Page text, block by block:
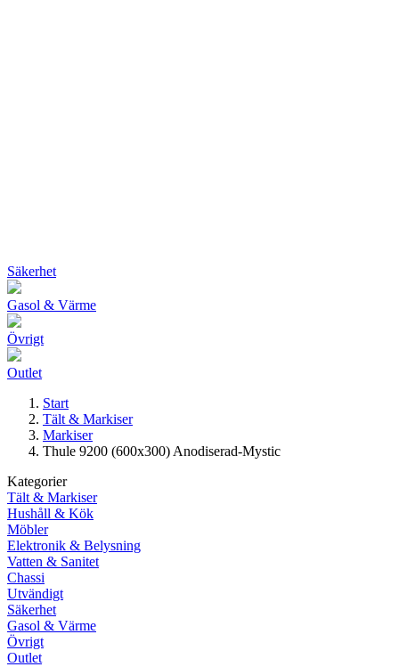
Säkerhet
Gasol & Värme
Övrigt
Outlet
Start
Tält & Markiser
Markiser
Thule 9200 (600x300) Anodiserad-Mystic
Kategorier
Tält & Markiser
Hushåll & Kök
Möbler
Elektronik & Belysning
Vatten & Sanitet
Chassi
Utvändigt
Säkerhet
Gasol & Värme
Övrigt
Outlet